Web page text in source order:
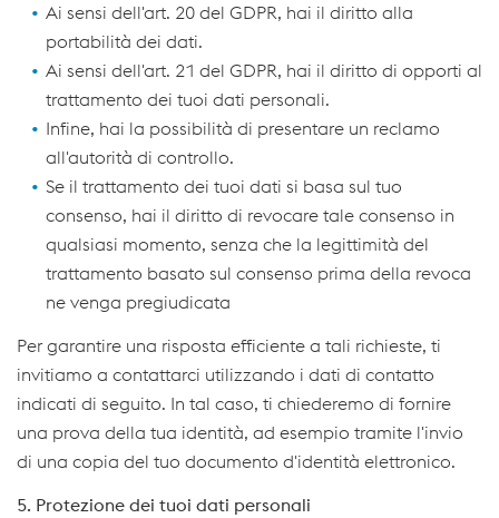
Ai sensi dell'art. 20 del GDPR, hai il diritto alla
portabilità dei dati.
Ai sensi dell'art. 21 del GDPR, hai il diritto di opporti al
trattamento dei tuoi dati personali.
Infine, hai la possibilità di presentare un reclamo
all'autorità di controllo.
Se il trattamento dei tuoi dati si basa sul tuo
consenso, hai il diritto di revocare tale consenso in
qualsiasi momento, senza che la legittimità del
trattamento basato sul consenso prima della revoca
ne venga pregiudicata
Per garantire una risposta efficiente a tali richieste, ti
invitiamo a contattarci utilizzando i dati di contatto
indicati di seguito. In tal caso, ti chiederemo di fornire
una prova della tua identità, ad esempio tramite l'invio
di una copia del tuo documento d'identità elettronico.
5. Protezione dei tuoi dati personali